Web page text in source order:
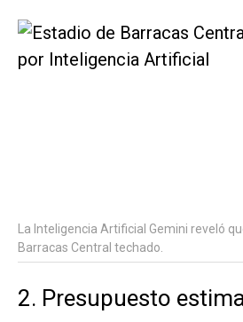
La Inteligencia Artificial Gemini reveló
Barracas Central techado.
2. Presupuesto